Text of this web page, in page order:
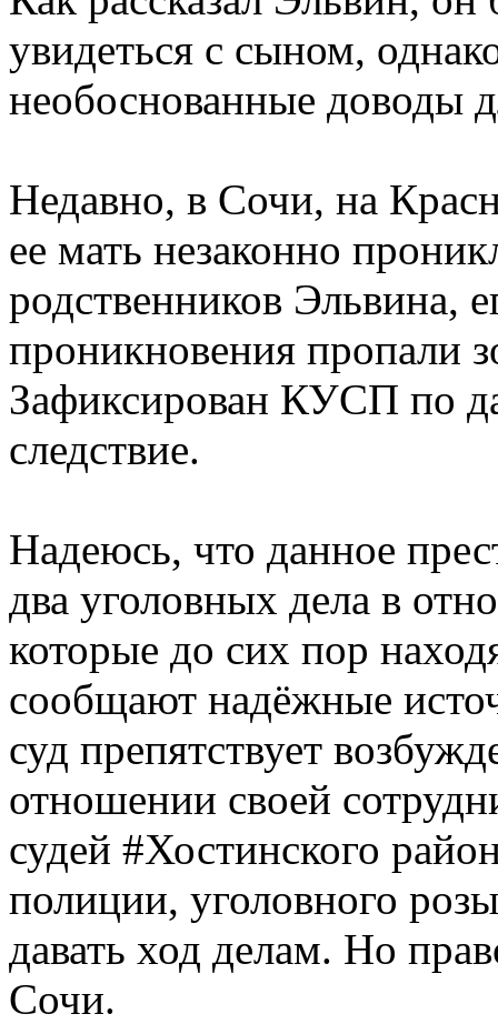
увидеться с сыном,
необоснованные доводы
Недавно, в Сочи, на
ее мать незаконно
родственников Эльвина,
проникновения пропали
Зафиксирован КУСП по
следствие.
Надеюсь, что данное
два уголовных дела в
которые до сих пор
сообщают надёжные
суд препятствует
отношении своей
судей #Хостинского
полиции, уголовного
давать ход делам. Но
Сочи.